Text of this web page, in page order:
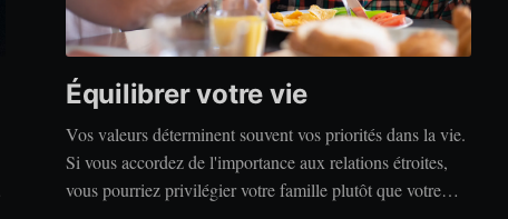
Équilibrer votre vie
Vos valeurs déterminent souvent vos priorités dans la vie.
Si vous accordez de l'importance aux relations étroites,
vous pourriez privilégier votre famille plutôt que votre